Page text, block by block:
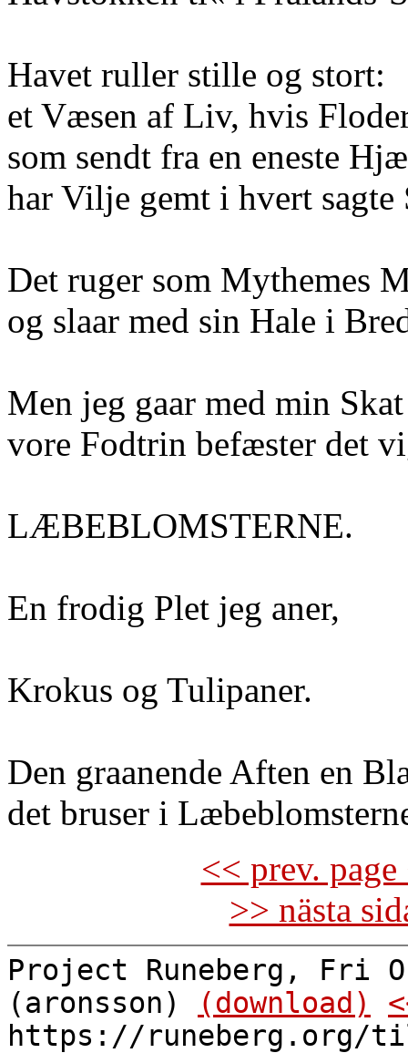
Havet ruller stille og stort:
et Væsen af Liv, hvis
som sendt fra en eneste
har Vilje gemt i hvert sagte
Det ruger som Mythemes
og slaar med sin Hale i
Men jeg gaar med min
vore Fodtrin befæster det
LÆBEBLOMSTERNE.
En frodig Plet jeg aner,
Krokus og Tulipaner.
Den graanende Aften en
det bruser i
<< prev.
>> nästa
Project Runeberg, Fri
(aronsson)
(download)
https://runeberg.org/